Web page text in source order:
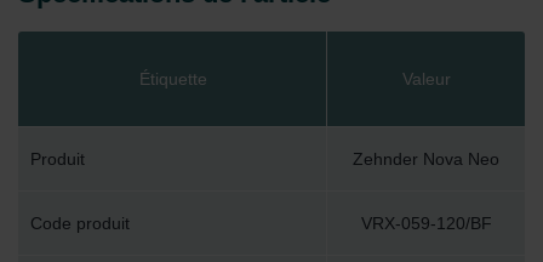
Étiquette Valeur
Produit Zehnder Nova Neo
Code produit VRX-059-120/BF